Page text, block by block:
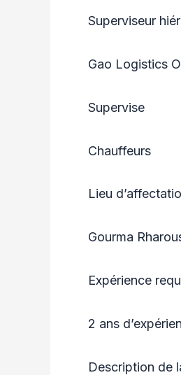
Superviseur
Gao Logistics
Supervise
Chauffeurs
Lieu
Gourma
Expérience
2 ans
Description de